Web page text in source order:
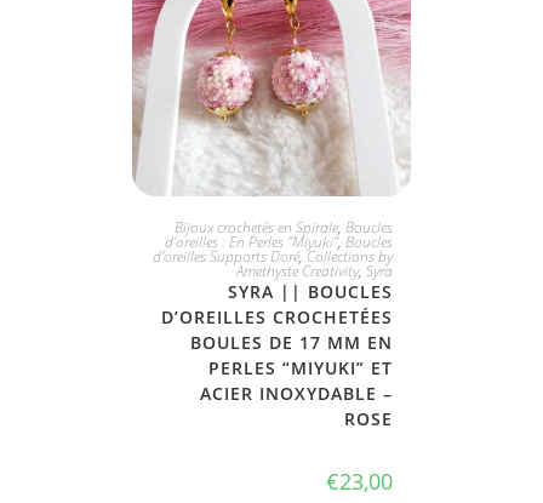
JE L'ADOPTE
Bijoux crochetés en Spirale, Boucles
d'oreilles : En Perles "Miyuki", Boucles
d'oreilles Supports Doré, Collections by
Amethyste Creativity, Syra
SYRA || BOUCLES
D’OREILLES CROCHETÉES
BOULES DE 17 MM EN
PERLES “MIYUKI” ET
ACIER INOXYDABLE –
ROSE
€23,00